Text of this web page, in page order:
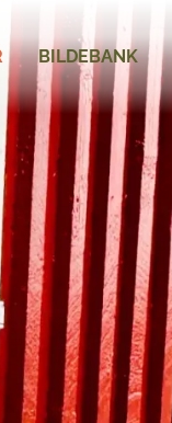
BILDEBANK